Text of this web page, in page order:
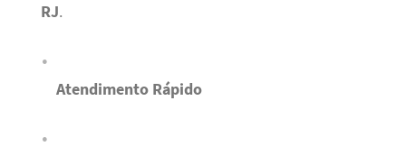
RJ.
Atendimento Rápido